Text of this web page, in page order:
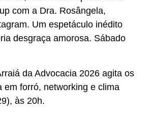
com a Dra. Rosângela,
Um espetáculo inédito
desgraça amorosa. Sábado
da Advocacia 2026 agita os
em forró, networking e clima
às 20h.